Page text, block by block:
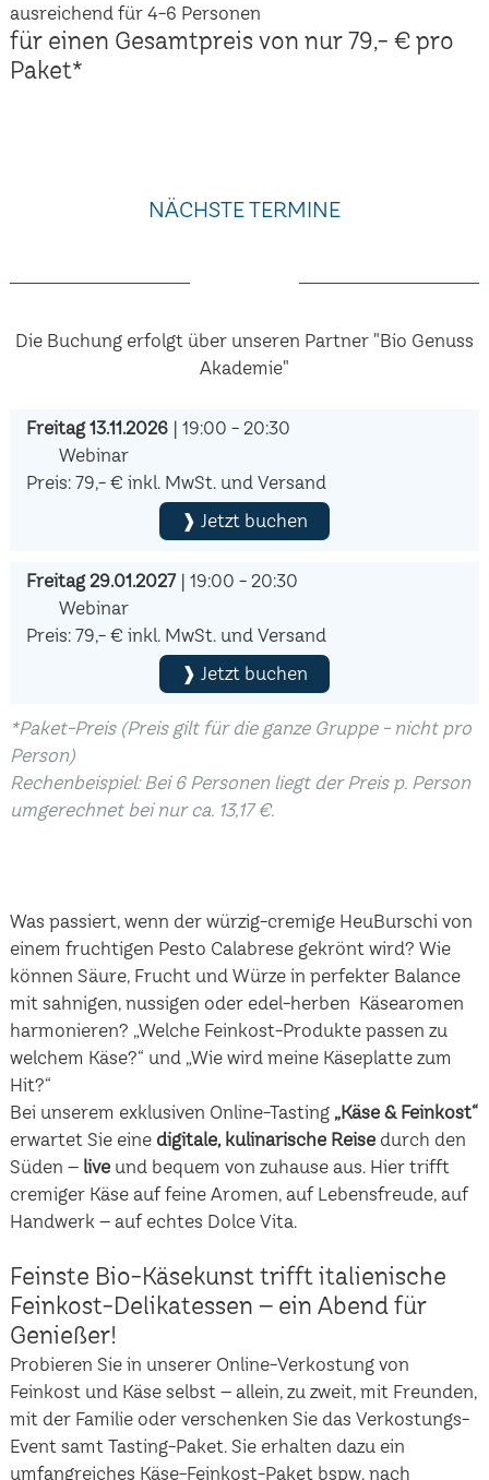
ausreichend für 4-6 Personen
für einen Gesamtpreis von nur 79,- € pro
Paket*
NÄCHSTE TERMINE
Die Buchung erfolgt über unseren Partner "Bio Genuss
Akademie"
Freitag 13.11.2026| 19:00 - 20:30
Webinar
Preis: 79,- € inkl. MwSt. und Versand
❱ Jetzt buchen
Freitag 29.01.2027| 19:00 - 20:30
Webinar
Preis: 79,- € inkl. MwSt. und Versand
❱ Jetzt buchen
*Paket-Preis (Preis gilt für die ganze Gruppe - nicht pro
Person)
Rechenbeispiel: Bei 6 Personen liegt der Preis p. Person
umgerechnet bei nur ca. 13,17 €.
Was passiert, wenn der würzig-cremige HeuBurschi von
einem fruchtigen Pesto Calabrese gekrönt wird? Wie
können Säure, Frucht und Würze in perfekter Balance
mit sahnigen, nussigen oder edel-herben Käsearomen
harmonieren? „Welche Feinkost-Produkte passen zu
welchem Käse?“ und „Wie wird meine Käseplatte zum
Hit?“
Bei unserem exklusiven Online-Tasting „Käse & Feinkost“
erwartet Sie eine digitale, kulinarische Reisedurch den
Süden – live und bequem von zuhause aus. Hier trifft
cremiger Käse auf feine Aromen, auf Lebensfreude, auf
Handwerk – auf echtes Dolce Vita.
Feinste Bio-Käsekunst trifft italienische
Feinkost-Delikatessen – ein Abend für
Genießer!
Probieren Sie in unserer Online-Verkostung von
Feinkost und Käse selbst – allein, zu zweit, mit Freunden,
mit der Familie oder verschenken Sie das Verkostungs-
Event samt Tasting-Paket. Sie erhalten dazu ein
umfangreiches Käse-Feinkost-Paket bspw. nach